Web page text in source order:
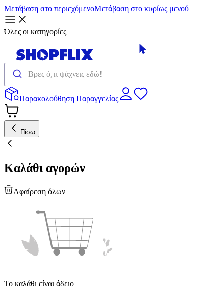
Μετάβαση στο περιεχόμενοΜετάβαση στο κυρίως μενού
Όλες οι κατηγορίες
Παρακολούθηση Παραγγελίας
Πίσω
Καλάθι αγορών
Αφαίρεση όλων
Το καλάθι είναι άδειο